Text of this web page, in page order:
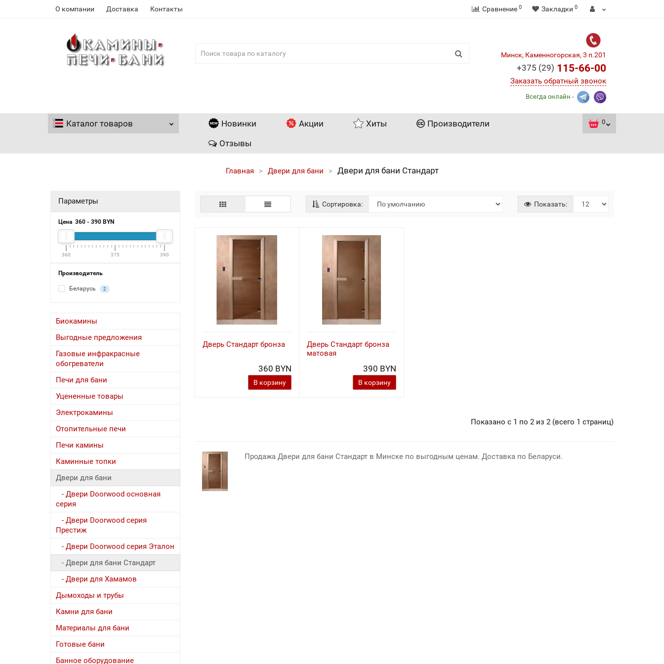
О компании Доставка Контакты Сравнение 0 Закладки 0
Минск, Каменногорская, 3 п.201
+375 (29) 115-66-00
Заказать обратный звонок
Всегда онлайн -
Каталог товаров Новинки Акции Хиты
Производители
Отзывы
0
Главная Двери для бани Двери для бани Стандарт
Параметры
Цена 360 - 390 BYN
360 375 390
Производитель
Беларусь 2
Биокамины
Выгодные предложения
Газовые инфракрасные
обогреватели
Печи для бани
Уцененные товары
Электрокамины
Отопительные печи
Печи камины
Каминные топки
Двери для бани
- Двери Doorwood основная
серия
- Двери Doorwood серия
Престиж
- Двери Doorwood серия Эталон
- Двери для бани Стандарт
- Двери для Хамамов
Дымоходы и трубы
Камни для бани
Материалы для бани
Готовые бани
Банное оборудование
Сортировка: Показать:
Дверь Стандарт бронза
360 BYN
В корзину
Дверь Стандарт бронза
матовая
390 BYN
В корзину
Показано с 1 по 2 из 2 (всего 1 страниц)
Продажа Двери для бани Стандарт в Минске по выгодным ценам. Доставка по Беларуси.